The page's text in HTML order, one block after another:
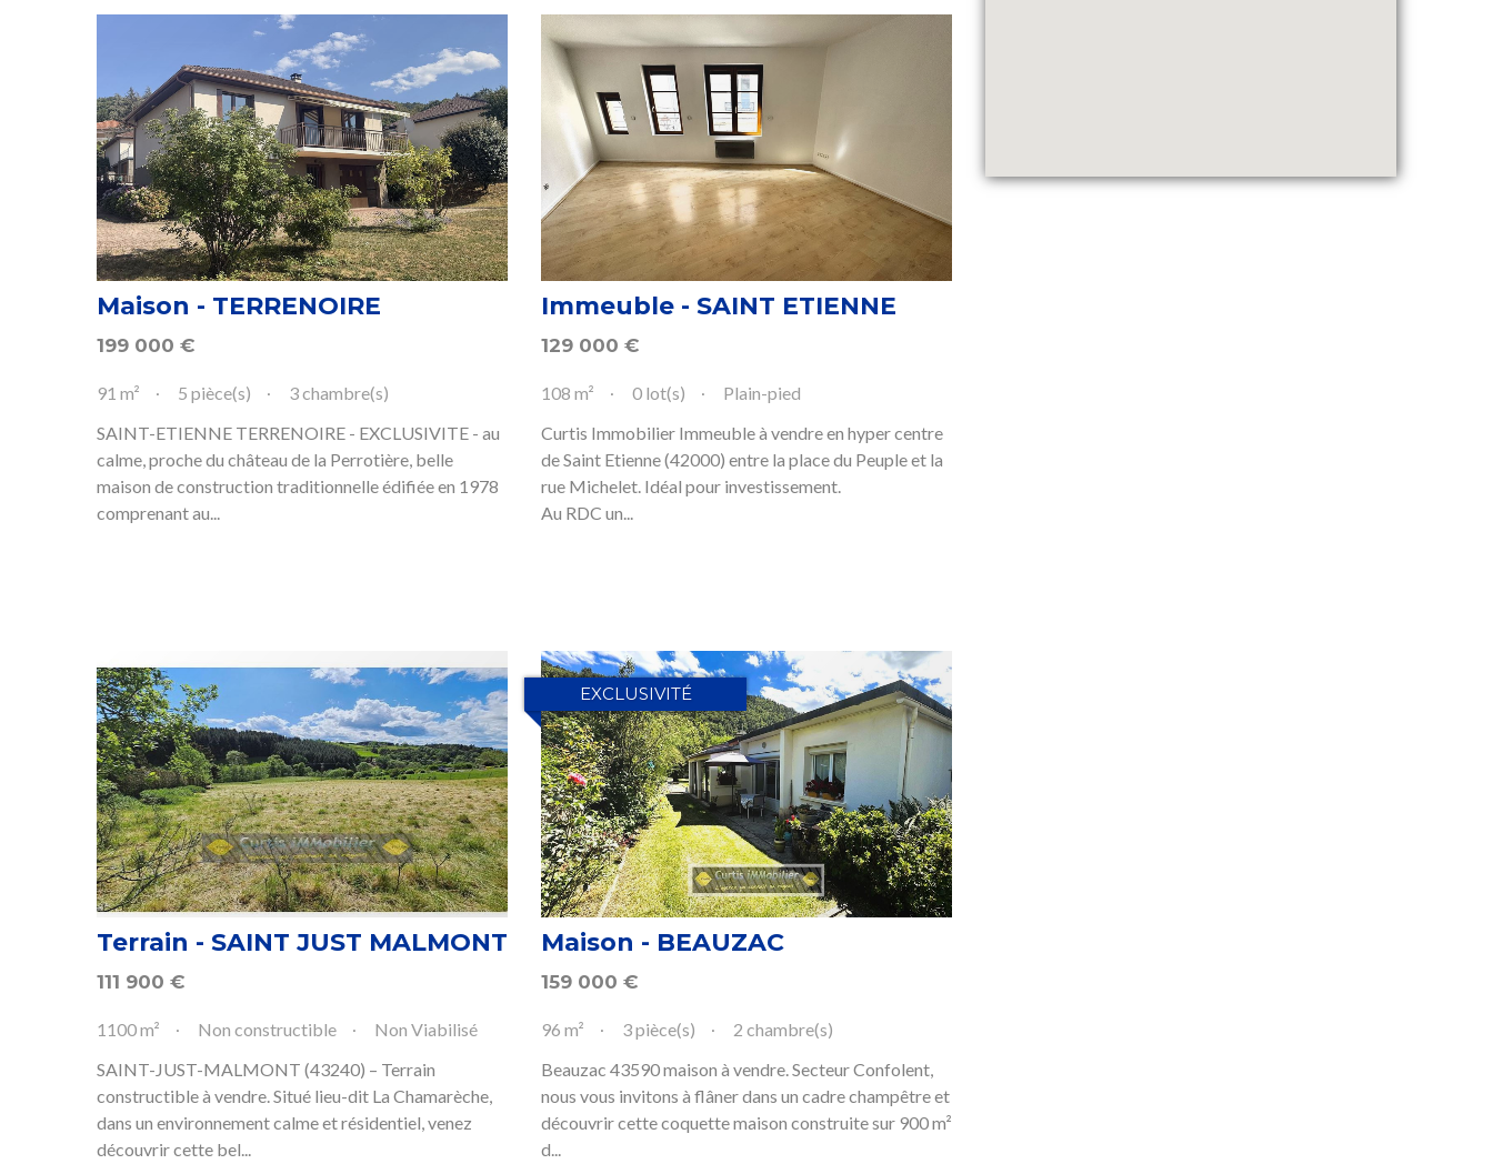
Maison - TERRENOIRE
199 000 €
91 m² 5 pièce(s)
3 chambre(s)
SAINT-ETIENNE TERRENOIRE - EXCLUSIVITE - au
calme, proche du château de la Perrotière, belle
maison de construction traditionnelle édifiée en 1978
comprenant au...
Immeuble - SAINT ETIENNE
129 000 €
108 m² 0 lot(s)
Plain-pied
Curtis Immobilier Immeuble à vendre en hyper centre
de Saint Etienne (42000) entre la place du Peuple et la
rue Michelet. Idéal pour investissement.
Au RDC un...
Terrain - SAINT JUST MALMONT
111 900 €
1100 m² Non constructible
Non Viabilisé
SAINT-JUST-MALMONT (43240) – Terrain
constructible à vendre. Situé lieu-dit La Chamarèche,
dans un environnement calme et résidentiel, venez
découvrir cette bel...
EXCLUSIVITÉ
Maison - BEAUZAC
159 000 €
96 m² 3 pièce(s)
2 chambre(s)
Beauzac 43590 maison à vendre. Secteur Confolent,
nous vous invitons à flâner dans un cadre champêtre et
découvrir cette coquette maison construite sur 900 m²
d...